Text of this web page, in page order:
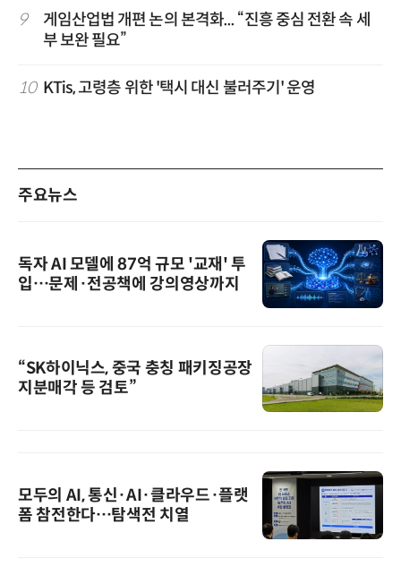
9
게임산업법 개편 논의 본격화... “진흥 중심 전환 속 세
부 보완 필요”
10 KTis, 고령층 위한 '택시 대신 불러주기' 운영
주요뉴스
독자 AI 모델에 87억 규모 '교재' 투
입…문제·전공책에 강의영상까지
“SK하이닉스, 중국 충칭 패키징공장
지분매각 등 검토”
모두의 AI, 통신·AI·클라우드·플랫
폼 참전한다…탐색전 치열